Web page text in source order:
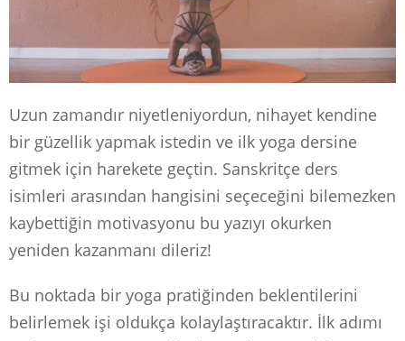
Uzun zamandır niyetleniyordun, nihayet kendine
bir güzellik yapmak istedin ve ilk yoga dersine
gitmek için harekete geçtin. Sanskritçe ders
isimleri arasından hangisini seçeceğini bilemezken
kaybettiğin motivasyonu bu yazıyı okurken
yeniden kazanmanı dileriz!
Bu noktada bir yoga pratiğinden beklentilerini
belirlemek işi oldukça kolaylaştıracaktır. İlk adımı